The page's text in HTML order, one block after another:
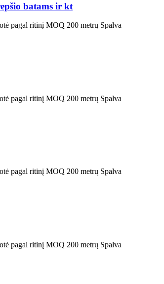
batams ir kt
pagal ritinį MOQ 200 metrų Spalva
pagal ritinį MOQ 200 metrų Spalva
pagal ritinį MOQ 200 metrų Spalva
pagal ritinį MOQ 200 metrų Spalva